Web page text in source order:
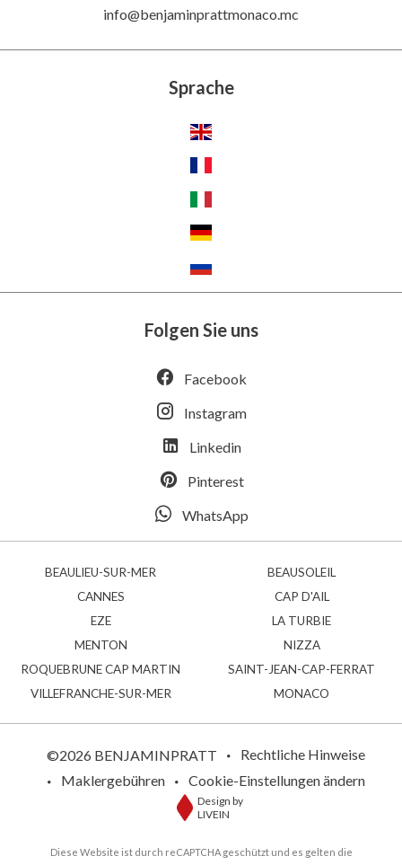
info@benjaminprattmonaco.mc
Sprache
Folgen Sie uns
Facebook
Instagram
Linkedin
Pinterest
WhatsApp
BEAULIEU-SUR-MER
BEAUSOLEIL
CANNES
CAP D'AIL
EZE
LA TURBIE
MENTON
NIZZA
ROQUEBRUNE CAP MARTIN
SAINT-JEAN-CAP-FERRAT
VILLEFRANCHE-SUR-MER
MONACO
©2026 BENJAMINPRATT
Rechtliche Hinweise
Maklergebühren
Cookie-Einstellungen ändern
Design by
LIVEIN
Diese Website ist durch reCAPTCHA geschützt und es gelten die